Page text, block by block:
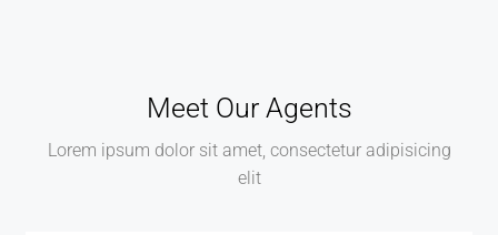
Meet Our Agents
Lorem ipsum dolor sit amet, consectetur adipisicing
elit